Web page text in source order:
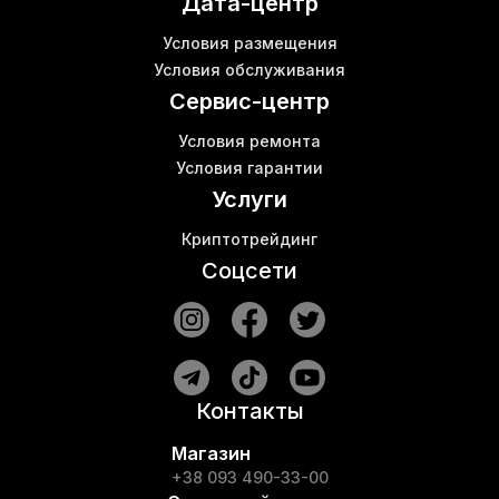
Bitmain antminer t17
Оборудование для криптовалюты
Условия размещения
Условия обслуживания
Сервис-центр
Условия ремонта
Условия гарантии
Услуги
Криптотрейдинг
Соцсети
Контакты
Магазин
+38 093 490-33-00